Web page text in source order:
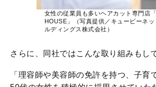
女性の従業員も多いヘアカット専門店
HOUSE」（写真提供／キュービーネッ
ルディングス株式会社）
さらに、同社ではこんな取り組みもし
「理容師や美容師の免許を持つ、子育